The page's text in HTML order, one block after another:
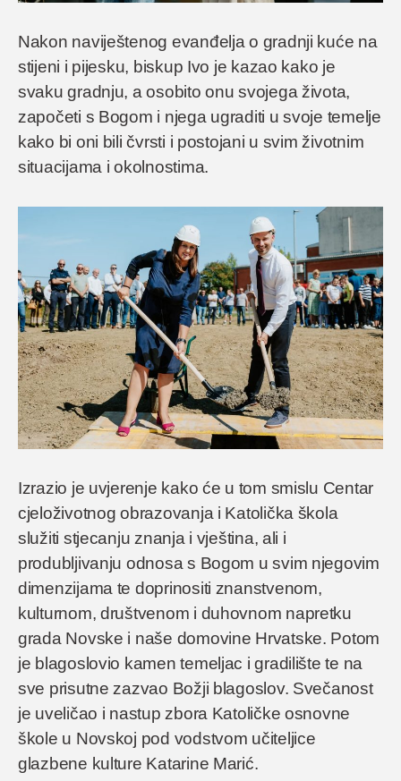
Nakon naviještenog evanđelja o gradnji kuće na
stijeni i pijesku, biskup Ivo je kazao kako je
svaku gradnju, a osobito onu svojega života,
započeti s Bogom i njega ugraditi u svoje temelje
kako bi oni bili čvrsti i postojani u svim životnim
situacijama i okolnostima.
Izrazio je uvjerenje kako će u tom smislu Centar
cjeloživotnog obrazovanja i Katolička škola
služiti stjecanju znanja i vještina, ali i
produbljivanju odnosa s Bogom u svim njegovim
dimenzijama te doprinositi znanstvenom,
kulturnom, društvenom i duhovnom napretku
grada Novske i naše domovine Hrvatske. Potom
je blagoslovio kamen temeljac i gradilište te na
sve prisutne zazvao Božji blagoslov. Svečanost
je uveličao i nastup zbora Katoličke osnovne
škole u Novskoj pod vodstvom učiteljice
glazbene kulture Katarine Marić.